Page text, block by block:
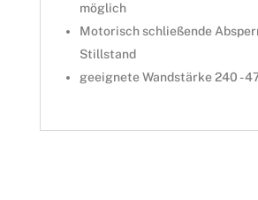
möglich
Motorisch schließende
Stillstand
geeignete Wandstärke 240 -